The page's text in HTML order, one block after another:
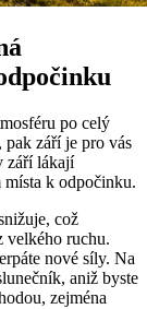
po celý
září je pro vás
září lákají
místa k odpočinku.
což
velkého ruchu.
nové síly. Na
aniž byste
zejména